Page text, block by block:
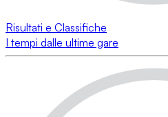
Risultati e Classifiche
I tempi dalle ultime gare